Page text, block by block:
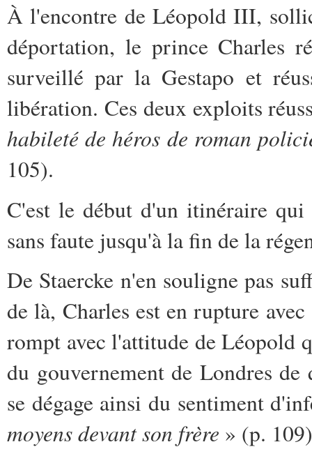
À l'encontre de Léopold III,
déportation, le prince Charles
surveillé par la Gestapo et
libération. Ces deux exploits
habileté de héros de roman
105).
C'est le début d'un itinéraire
sans faute jusqu'à la fin de la
De Staercke n'en souligne pas
de là, Charles est en rupture
rompt avec l'attitude de Léopold
du gouvernement de Londres
se dégage ainsi du sentiment
moyens devant son frère » (p.